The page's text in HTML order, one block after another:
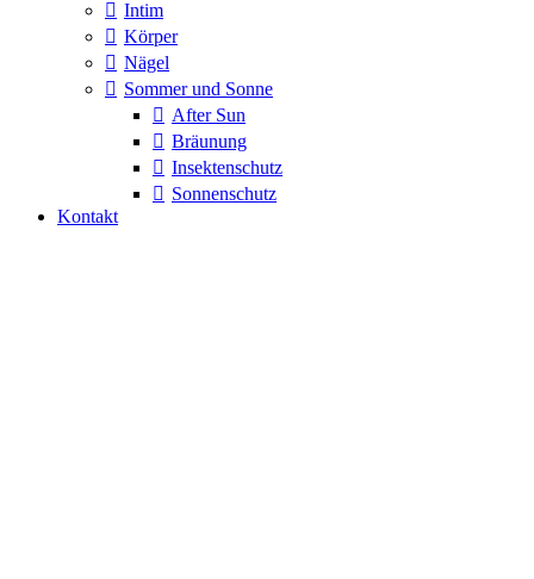
Intim
Körper
Nägel
Sommer und Sonne
After Sun
Bräunung
Insektenschutz
Sonnenschutz
Kontakt